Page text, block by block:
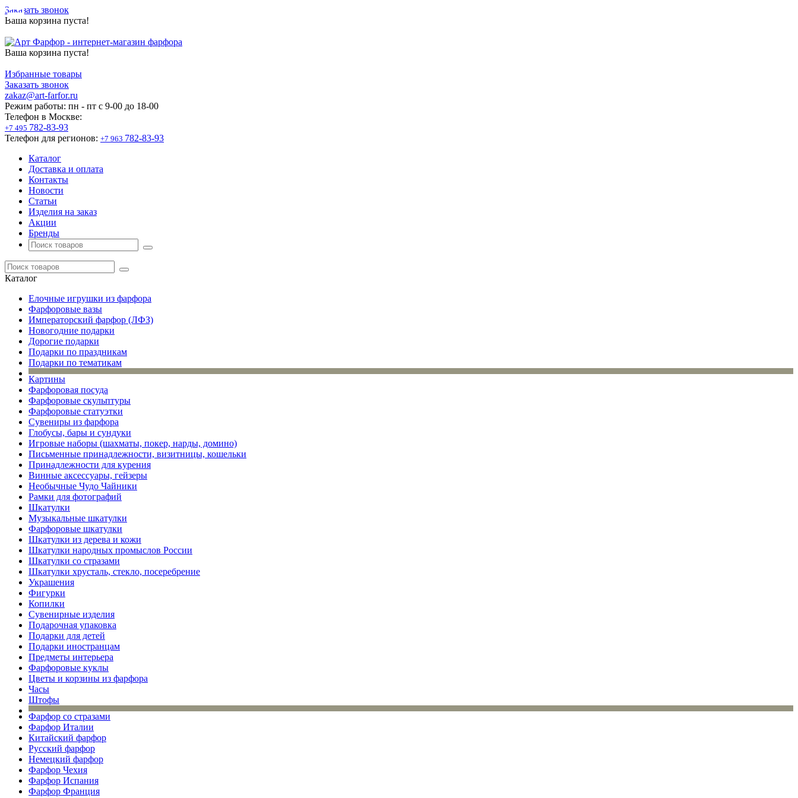
Заказать звонок
Ваша корзина пуста!
Ваша корзина пуста!
Избранные товары
Заказать звонок
zakaz@art-farfor.ru
Режим работы: пн - пт c 9-00 до 18-00
Телефон в Москве:
+7 495 782-83-93
Телефон для регионов: +7 963 782-83-93
Каталог
Доставка и оплата
Контакты
Новости
Статьи
Изделия на заказ
Акции
Бренды
Каталог
Елочные игрушки из фарфора
Фарфоровые вазы
Императорский фарфор (ЛФЗ)
Новогодние подарки
Дорогие подарки
Подарки по праздникам
Подарки по тематикам
Картины
Фарфоровая посуда
Фарфоровые скульптуры
Фарфоровые статуэтки
Сувениры из фарфора
Глобусы, бары и сундуки
Игровые наборы (шахматы, покер, нарды, домино)
Письменные принадлежности, визитницы, кошельки
Принадлежности для курения
Винные аксессуары, гейзеры
Необычные Чудо Чайники
Рамки для фотографий
Шкатулки
Музыкальные шкатулки
Фарфоровые шкатулки
Шкатулки из дерева и кожи
Шкатулки народных промыслов России
Шкатулки со стразами
Шкатулки хрусталь, стекло, посеребрение
Украшения
Фигурки
Копилки
Сувенирные изделия
Подарочная упаковка
Подарки для детей
Подарки иностранцам
Предметы интерьера
Фарфоровые куклы
Цветы и корзины из фарфора
Часы
Штофы
Фарфор со стразами
Фарфор Италии
Китайский фарфор
Русский фарфор
Немецкий фарфор
Фарфор Чехия
Фарфор Испания
Фарфор Франция